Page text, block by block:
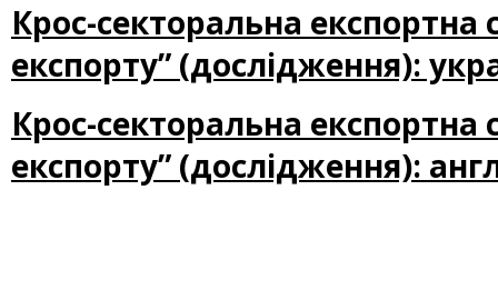
Крос-секторальна експортна
експорту” (дослідження):
Крос-секторальна експортна
експорту” (дослідження):